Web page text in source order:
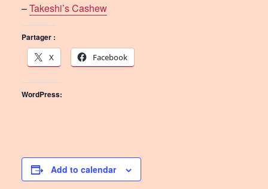
–Takeshi’s Cashew
Partager :
X
Facebook
WordPress:
Add to calendar